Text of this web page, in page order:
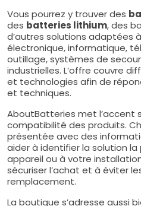
Vous pourrez y trouver des
des batteries lithium, des
d’autres solutions adaptées
électronique, informatique,
outillage, systèmes de
industrielles. L’offre couvre
et technologies afin de
et techniques.
AboutBatteries met l’accent
compatibilité des produits.
présentée avec des
aider à identifier la solution
appareil ou à votre
sécuriser l’achat et à éviter
remplacement.
La boutique s’adresse aussi